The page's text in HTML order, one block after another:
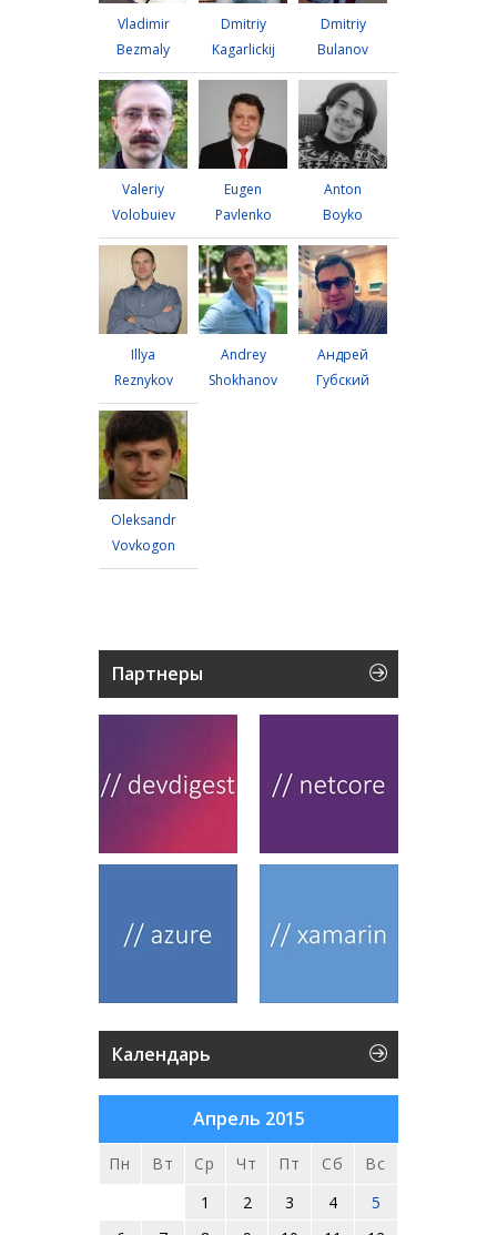
Vladimir
Bezmaly
Dmitriy
Kagarlickij
Dmitriy
Bulanov
Valeriy
Volobuiev
Eugen
Pavlenko
Anton
Boyko
Illya
Reznykov
Andrey
Shokhanov
Андрей
Губский
Oleksandr
Vovkogon
Партнеры
Календарь
Апрель 2015
Пн Вт Ср Чт Пт Сб
Вс
1
2 3 4
5